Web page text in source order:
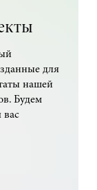
для
нашей
Будем
вас